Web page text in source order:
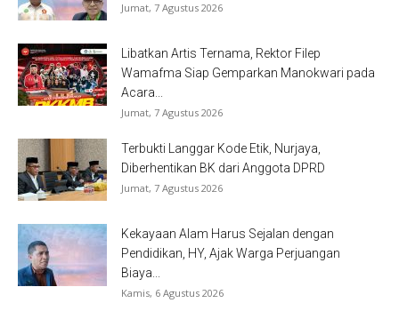
Jumat, 7 Agustus 2026
Libatkan Artis Ternama, Rektor Filep
Wamafma Siap Gemparkan Manokwari pada
Acara...
Jumat, 7 Agustus 2026
Terbukti Langgar Kode Etik, Nurjaya,
Diberhentikan BK dari Anggota DPRD
Jumat, 7 Agustus 2026
Kekayaan Alam Harus Sejalan dengan
Pendidikan, HY, Ajak Warga Perjuangan
Biaya...
Kamis, 6 Agustus 2026